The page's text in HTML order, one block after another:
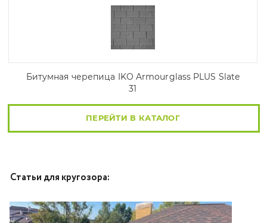
Битумная черепица IKO Armourglass PLUS Slate
31
ПЕРЕЙТИ В КАТАЛОГ
Статьи для кругозора: